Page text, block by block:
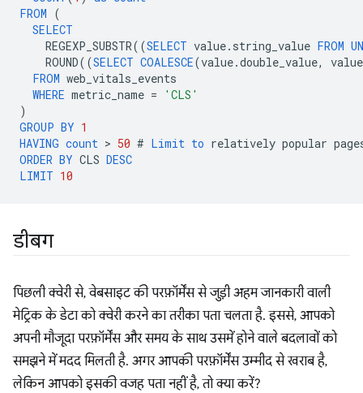
FROM (
SELECT
REGEXP_SUBSTR((SELECT value. string_value FROM
ROUND((SELECT COALESCE(value.double_value,
value
FROM web_vitals_events
WHERE metric_name =
'CLS'
)
GROUP BY 1
HAVING count > 50 # Limit to relatively popular
ORDER BY CLS DESC
LIMIT 10
डीबग
पिछली क्वेरी से, वेबसाइट की परफ़ॉर्मेंस से जुड़ी अहम जानकारी वाली
मेट्रिक के डेटा को क्वेरी करने का तरीका पता चलता है. इससे, आपको
अपनी मौजूदा परफ़ॉर्मेंस और समय के साथ उसमें होने वाले बदलावों को
समझने में मदद मिलती है. अगर आपकी परफ़ॉर्मेंस उम्मीद से खराब है,
लेकिन आपको इसकी वजह पता नहीं है, तो क्या करें?